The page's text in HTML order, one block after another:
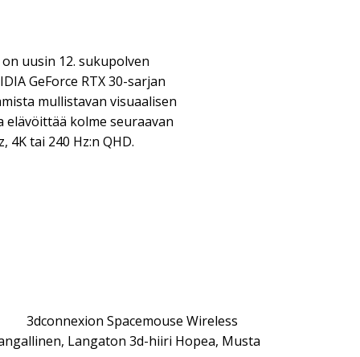
on uusin 12. sukupolven
GeForce RTX 30-sarjan
mullistavan visuaalisen
elävöittää kolme seuraavan
4K tai 240 Hz:n QHD.